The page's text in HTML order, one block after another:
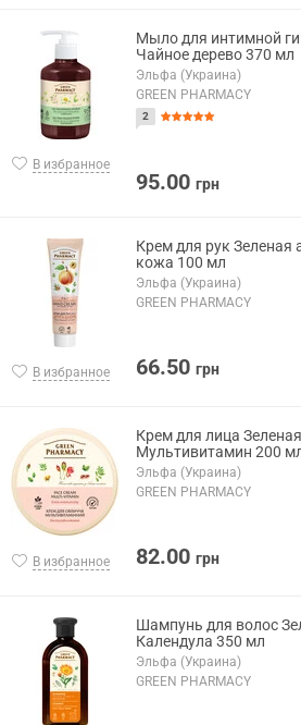
В избранное
Мыло для интимной
Чайное дерево 370 мл
Эльфа (Украина)
GREEN PHARMACY
2
95.00 грн
В избранное
Крем для рук Зеленая
кожа 100 мл
Эльфа (Украина)
GREEN PHARMACY
66.50 грн
В избранное
Крем для лица
Мультивитамин 200
Эльфа (Украина)
GREEN PHARMACY
82.00 грн
Шампунь для волос
Календула 350 мл
Эльфа (Украина)
GREEN PHARMACY